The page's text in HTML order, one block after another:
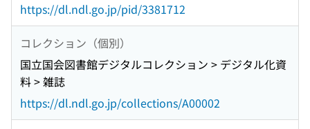
https://dl.ndl.go.jp/pid/3381712
コレクション（個別）
国立国会図書館デジタルコレクション > デジタル化資
料 > 雑誌
https://dl.ndl.go.jp/collections/A00002